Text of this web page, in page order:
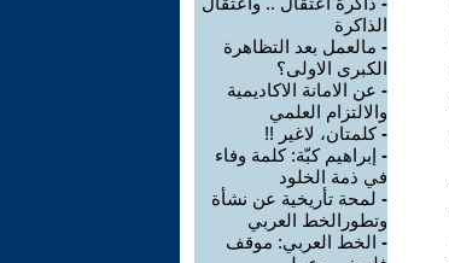
الذاكرة
- مالعمل بعد التظاهرة
الكبرى الاولى؟
- عن الامانة الاكاديمية
والالتزام العلمي
-كلمتان، لاغير !!
- إبراهيم كبّة: كلمة وفاء
في ذمة الخلود
- لمحة تأريخية عن نشأة
وتطورالخط العربي
- الخط العربي: موقف